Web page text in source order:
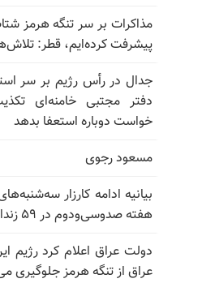
مذاکرات بر سر تنگه هرمز
پیشرفت کرده‌ایم، قطر:
جدال در رأس رژیم بر سر
دفتر مجتبی خامنه‌ای
خواست دوباره استعفا بدهد
مسعود رجوی
بیانیه ادامه کارزار
هفته صدوسی‌و‌دوم در ۵۹ زندان کشور
دولت عراق اعلام کرد رژیم
عراق از تنگه هرمز جلوگیری